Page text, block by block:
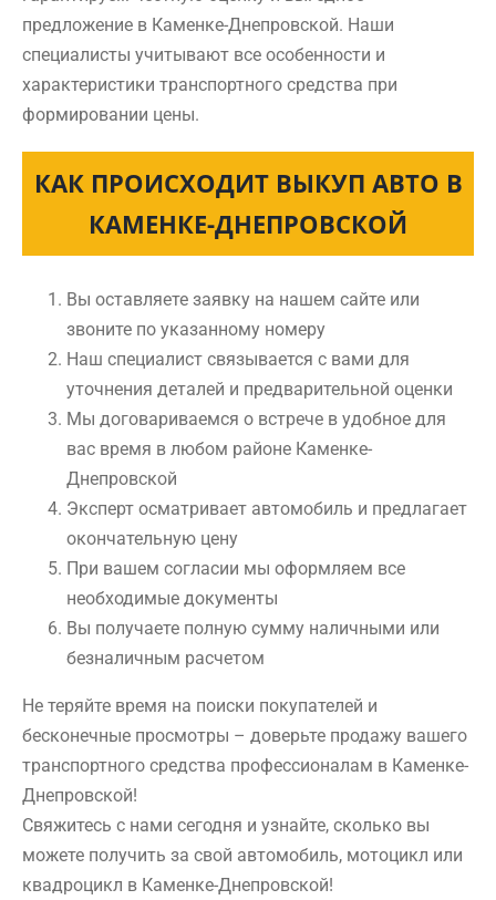
предложение в Каменке-Днепровской. Наши
специалисты учитывают все особенности и
характеристики транспортного средства при
формировании цены.
КАК ПРОИСХОДИТ ВЫКУП АВТО В
КАМЕНКЕ-ДНЕПРОВСКОЙ
Вы оставляете заявку на нашем сайте или
звоните по указанному номеру
Наш специалист связывается с вами для
уточнения деталей и предварительной оценки
Мы договариваемся о встрече в удобное для
вас время в любом районе Каменке-
Днепровской
Эксперт осматривает автомобиль и предлагает
окончательную цену
При вашем согласии мы оформляем все
необходимые документы
Вы получаете полную сумму наличными или
безналичным расчетом
Не теряйте время на поиски покупателей и
бесконечные просмотры – доверьте продажу вашего
транспортного средства профессионалам в Каменке-
Днепровской!
Свяжитесь с нами сегодня и узнайте, сколько вы
можете получить за свой автомобиль, мотоцикл или
квадроцикл в Каменке-Днепровской!